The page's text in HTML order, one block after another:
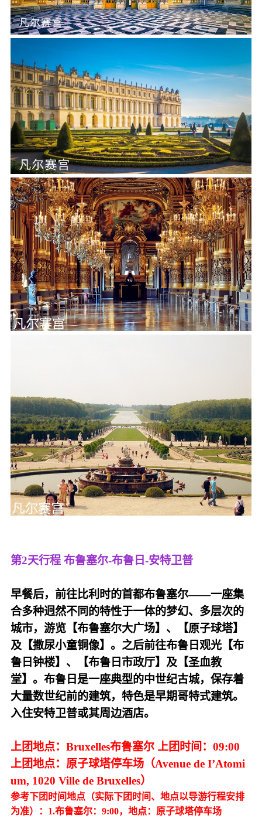
第2天行程布鲁塞尔-布鲁日-安特卫普
早餐后，前往比利时的首都布鲁塞尔——一座集
合多种迥然不同的特性于一体的梦幻、多层次的
城市，游览【布鲁塞尔大广场】、【原子球塔】
及【撒尿小童铜像】。之后前往布鲁日观光【布
鲁日钟楼】、【布鲁日市政厅】及【圣血教
堂】。布鲁日是一座典型的中世纪古城，保存着
大量数世纪前的建筑，特色是早期哥特式建筑。
入住安特卫普或其周边酒店。
上团地点：Bruxelles布鲁塞尔 上团时间：09:00
上团地点：原子球塔停车场（Avenue de I’Atomi
um, 1020 Ville de Bruxelles）
参考下团时间地点（实际下团时间、地点以导游行程安排
为准）：1.布鲁塞尔：9:00，地点：原子球塔停车场